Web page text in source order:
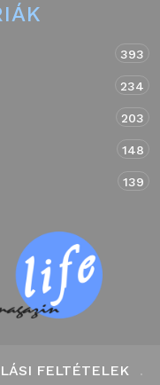
393
234
203
148
139
FELTÉTELEK